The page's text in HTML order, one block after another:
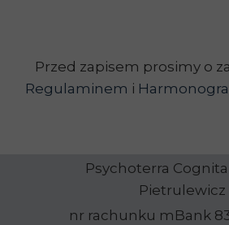
Przed zapisem prosimy o
Regulaminem i
Psychoterra
Pietrulewicz
nr rachunku mBank 83